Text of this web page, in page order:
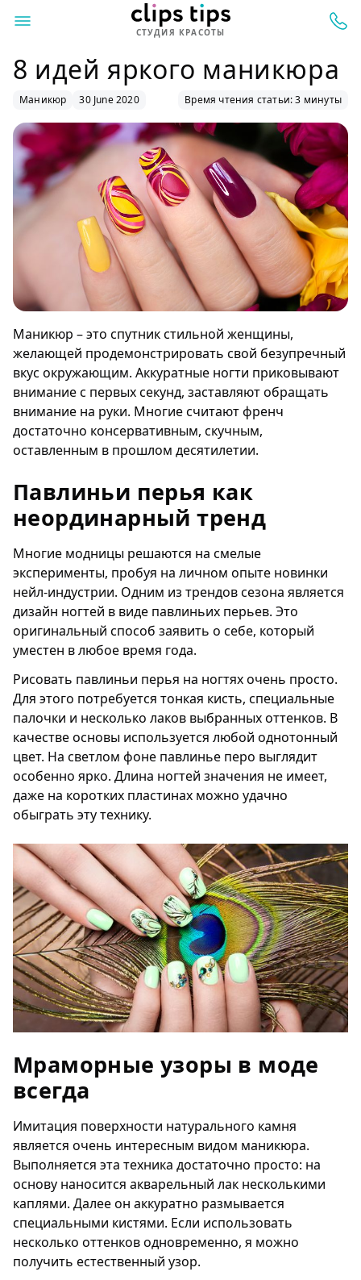
СТУДИЯ КРАСОТЫ
8 идей яркого маникюра
Маникюр 30 June 2020 Время чтения статьи: 3 минуты
Маникюр – это спутник стильной женщины,
желающей продемонстрировать свой безупречный
вкус окружающим. Аккуратные ногти приковывают
внимание с первых секунд, заставляют обращать
внимание на руки. Многие считают френч
достаточно консервативным, скучным,
оставленным в прошлом десятилетии.
Павлиньи перья как
неординарный тренд
Многие модницы решаются на смелые
эксперименты, пробуя на личном опыте новинки
нейл-индустрии. Одним из трендов сезона является
дизайн ногтей в виде павлиньих перьев. Это
оригинальный способ заявить о себе, который
уместен в любое время года.
Рисовать павлиньи перья на ногтях очень просто.
Для этого потребуется тонкая кисть, специальные
палочки и несколько лаков выбранных оттенков. В
качестве основы используется любой однотонный
цвет. На светлом фоне павлинье перо выглядит
особенно ярко. Длина ногтей значения не имеет,
даже на коротких пластинах можно удачно
обыграть эту технику.
Мраморные узоры в моде
всегда
Имитация поверхности натурального камня
является очень интересным видом маникюра.
Выполняется эта техника достаточно просто: на
основу наносится акварельный лак несколькими
каплями. Далее он аккуратно размывается
специальными кистями. Если использовать
несколько оттенков одновременно, я можно
получить естественный узор.